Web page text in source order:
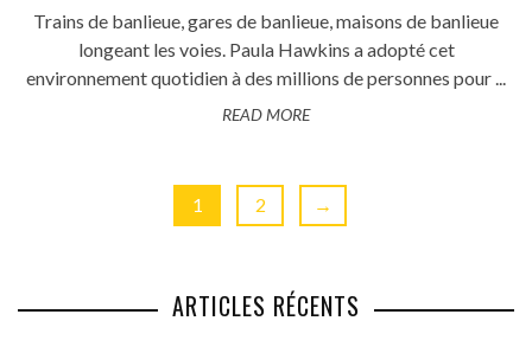
Trains de banlieue, gares de banlieue, maisons de banlieue
longeant les voies. Paula Hawkins a adopté cet
environnement quotidien à des millions de personnes pour ...
READ MORE
1 2 →
ARTICLES RÉCENTS